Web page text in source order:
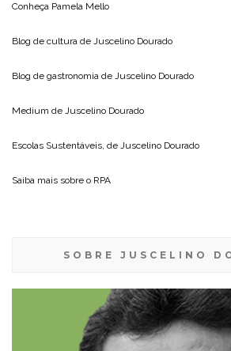
Conheça Pamela Mello
Blog de cultura de Juscelino Dourado
Blog de gastronomia de Juscelino Dourado
Medium de Juscelino Dourado
Escolas Sustentáveis, de Juscelino Dourado
Saiba mais sobre o RPA
SOBRE JUSCELINO